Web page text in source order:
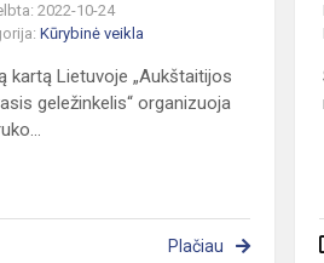
2022-10-24
Kūrybinė veikla
kartą Lietuvoje „Aukštaitijos
geležinkelis“ organizuoja
Plačiau